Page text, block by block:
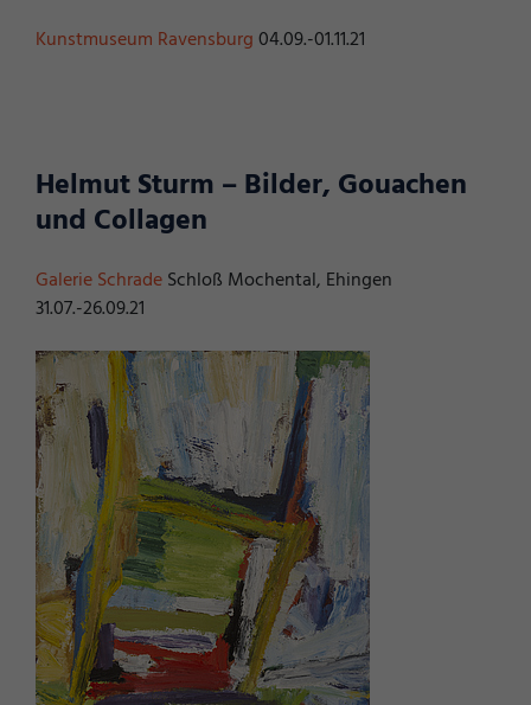
Kunstmuseum Ravensburg04.09.-01.11.21
Helmut Sturm – Bilder, Gouachen
und Collagen
Galerie SchradeSchloß Mochental, Ehingen
31.07.-26.09.21